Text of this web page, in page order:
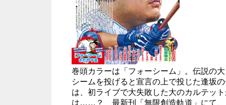
巻頭カラーは「フォーシーム」。伝説の
シームを投げると宣言の上で投じた逢
は、初ライブで大失敗した大のカルテッ
は……？ 最新刊「無限創造軌道」にて、